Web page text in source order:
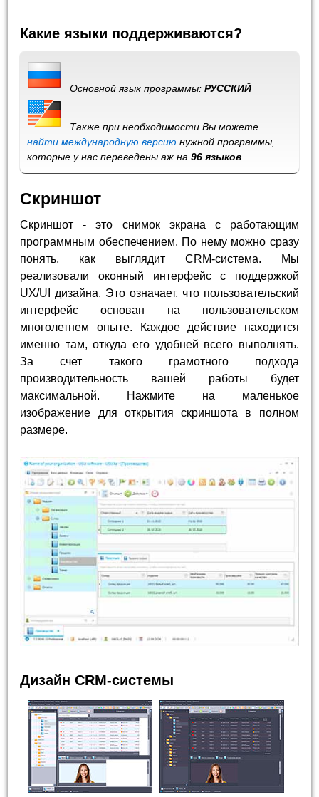
Какие языки поддерживаются?
Основной язык программы:РУССКИЙ
Также при необходимости Вы можете
найти международную версию нужной программы,
которые у нас переведены аж на96 языков
Скриншот
Скриншот - это снимок экрана с работающим
программным обеспечением. По нему можно сразу
понять, как выглядит CRM-система. Мы
реализовали оконный интерфейс с поддержкой
UX/UI дизайна. Это означает, что пользовательский
интерфейс основан на пользовательском
многолетнем опыте. Каждое действие находится
именно там, откуда его удобней всего выполнять.
За счет такого грамотного подхода
производительность вашей работы будет
максимальной. Нажмите на маленькое
изображение для открытия скриншота в полном
размере.
Дизайн CRM-системы